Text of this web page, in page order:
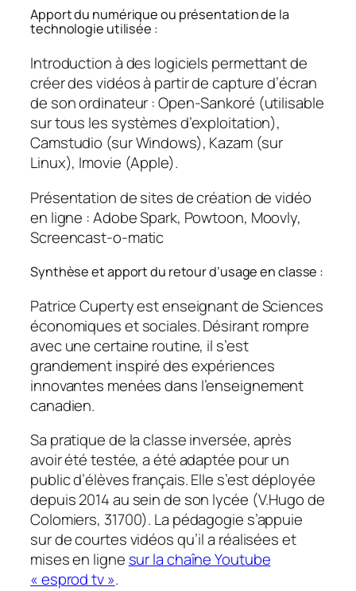
Apport du numérique ou présentation de la
technologie utilisée :
Introduction à des logiciels permettant de
créer des vidéos à partir de capture d’écran
de son ordinateur : Open-Sankoré (utilisable
sur tous les systèmes d’exploitation),
Camstudio (sur Windows), Kazam (sur
Linux), Imovie (Apple).
Présentation de sites de création de vidéo
en ligne : Adobe Spark, Powtoon, Moovly,
Screencast-o-matic
Synthèse et apport du retour d’usage en classe :
Patrice Cuperty est enseignant de Sciences
économiques et sociales. Désirant rompre
avec une certaine routine, il s’est
grandement inspiré des expériences
innovantes menées dans l’enseignement
canadien.
Sa pratique de la classe inversée, après
avoir été testée, a été adaptée pour un
public d’élèves français. Elle s’est déployée
depuis 2014 au sein de son lycée (V.Hugo de
Colomiers, 31700). La pédagogie s’appuie
sur de courtes vidéos qu’il a réalisées et
mises en ligne sur la chaîne Youtube
« esprod tv ».